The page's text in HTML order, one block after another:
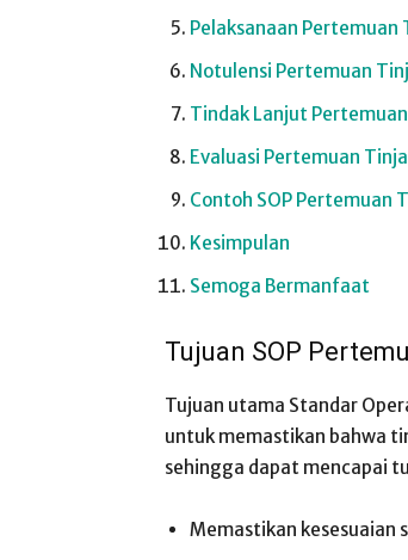
Pelaksanaan Pertemuan
Notulensi Pertemuan
Tindak Lanjut
Evaluasi Pertemuan
Contoh SOP Pertemuan
Kesimpulan
Semoga Bermanfaat
Tujuan SOP
Tujuan utama Standar
untuk memastikan bahwa
sehingga dapat mencapai
Memastikan kesesuaian